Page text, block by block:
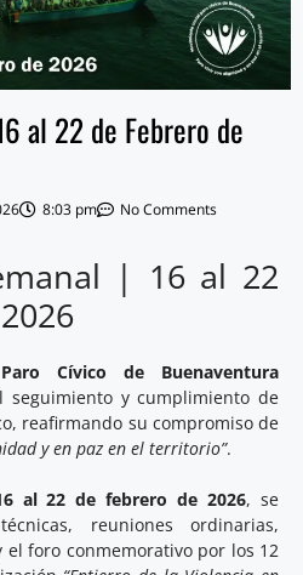
al 22 de Febrero de
8:03 pm No Comments
| 16 al 22
Cívico de Buenaventura
seguimiento y cumplimiento de
reafirmando su compromiso de
y en paz en el territorio”.
al 22 de febrero de 2026, se
reuniones ordinarias,
el foro conmemorativo por los 12